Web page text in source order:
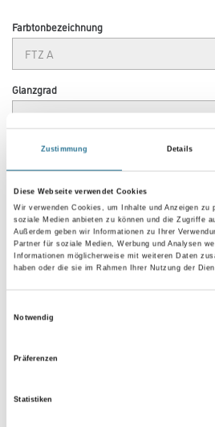
Zustimmung Details
Diese Webseite verwendet Cookies
Wir verwenden Cookies, um Inhalte und Anzeigen zu
soziale Medien anbieten zu können und die Zugriffe
Außerdem geben wir Informationen zu Ihrer
Partner für soziale Medien, Werbung und Analysen
Informationen möglicherweise mit weiteren Daten
haben oder die sie im Rahmen Ihrer Nutzung der
Notwendig
Präferenzen
Statistiken
Farbtonbezeichnung
Glanzgrad
Gebinde
Umrechnungsfaktoren